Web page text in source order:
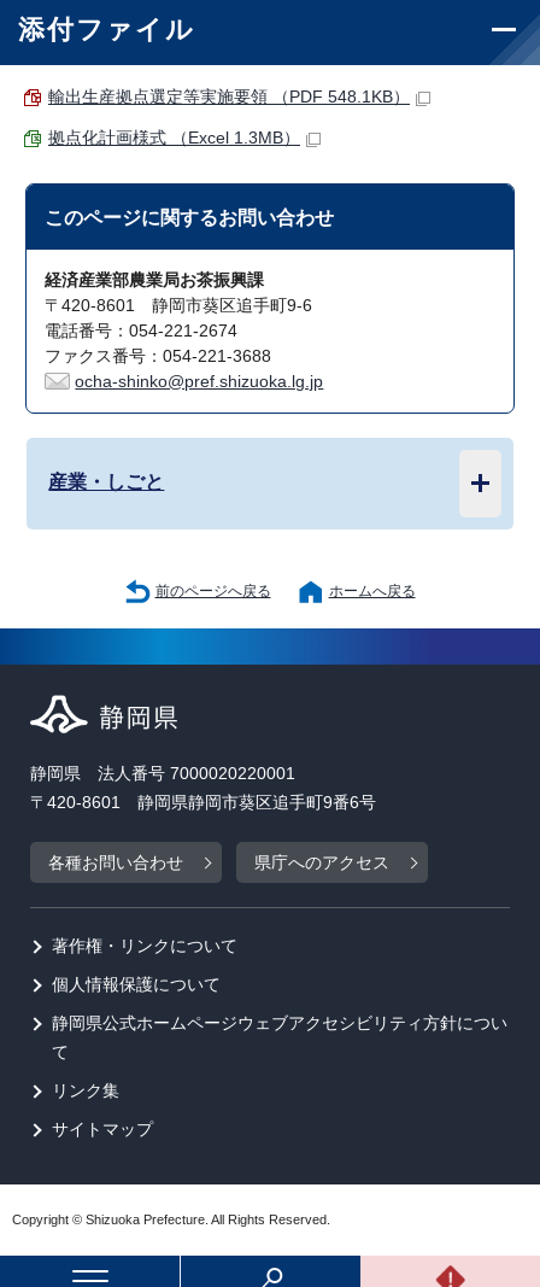
添付ファイル
輸出生産拠点選定等実施要領 （PDF 548.1KB）
拠点化計画様式 （Excel 1.3MB）
このページに関するお問い合わせ
経済産業部農業局お茶振興課
〒420-8601 静岡市葵区追手町9-6
電話番号：054-221-2674
ファクス番号：054-221-3688
ocha-shinko@pref.shizuoka.lg.jp
産業・しごと
前のページへ戻る ホームへ戻る
静岡県 法人番号 7000020220001
〒420-8601 静岡県静岡市葵区追手町9番6号
各種お問い合わせ 県庁へのアクセス
著作権・リンクについて
個人情報保護について
静岡県公式ホームページウェブアクセシビリティ方針につい
て
リンク集
サイトマップ
Copyright © Shizuoka Prefecture. All Rights Reserved.